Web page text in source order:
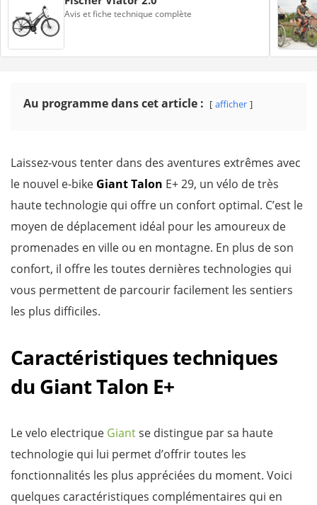
Avis et fiche technique complète
Au programme dans cet article : afficher
Laissez-vous tenter dans des aventures extrêmes avec
le nouvel e-bike Giant Talon E+ 29, un vélo de très
haute technologie qui offre un confort optimal. C’est le
moyen de déplacement idéal pour les amoureux de
promenades en ville ou en montagne. En plus de son
confort, il offre les toutes dernières technologies qui
vous permettent de parcourir facilement les sentiers
les plus difficiles.
Caractéristiques techniques
du Giant Talon E+
Le velo electrique Giantse distingue par sa haute
technologie qui lui permet d’offrir toutes les
fonctionnalités les plus appréciées du moment. Voici
quelques caractéristiques complémentaires qui en